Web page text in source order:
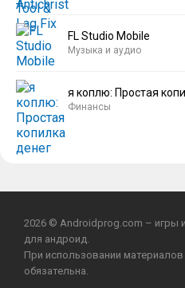
FL Studio Mobile
Музыка и аудио
я коплю: Простая
Финансы
2026 © Androidprog.com – игры
для андроид.
При использовании
обязательна.